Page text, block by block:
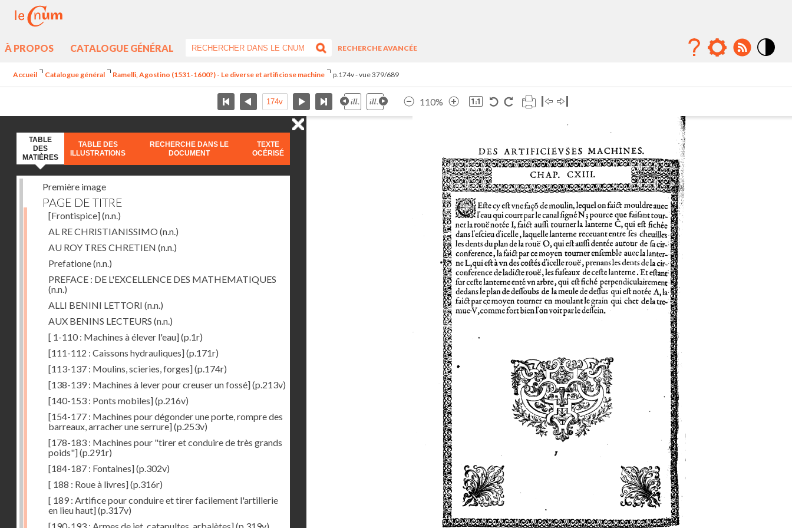
À PROPOS CATALOGUE GÉNÉRAL
RECHERCHE AVANCÉE
Accueil Catalogue général Ramelli, Agostino (1531-1600?) - Le diverse et artificiose machine p.174v - vue 379/689
110%
TABLE
DES
MATIÈRES
TABLE DES
ILLUSTRATIONS
RECHERCHE DANS LE
DOCUMENT
TEXTE
OCÉRISÉ
Première image
PAGE DE TITRE
[Frontispice](n.n.)
AL RE CHRISTIANISSIMO (n.n.)
AU ROY TRES CHRETIEN (n.n.)
Prefatione(n.n.)
PREFACE : DE L'EXCELLENCE DES MATHEMATIQUES
(n.n.)
ALLI BENINI LETTORI (n.n.)
AUX BENINS LECTEURS (n.n.)
[ 1-110 : Machines à élever l'eau](p.1r)
[111-112 : Caissons hydrauliques](p.171r)
[113-137 : Moulins, scieries, forges](p.174r)
[138-139 : Machines à lever pour creuser un fossé](p.213v)
[140-153 : Ponts mobiles](p.216v)
[154-177 : Machines pour dégonder une porte, rompre des
barreaux, arracher une serrure](p.253v)
[178-183 : Machines pour "tirer et conduire de très grands
poids"](p.291r)
[184-187 : Fontaines](p.302v)
[ 188 : Roue à livres](p.316r)
[ 189 : Artifice pour conduire et tirer facilement l'artillerie
en lieu haut](p.317v)